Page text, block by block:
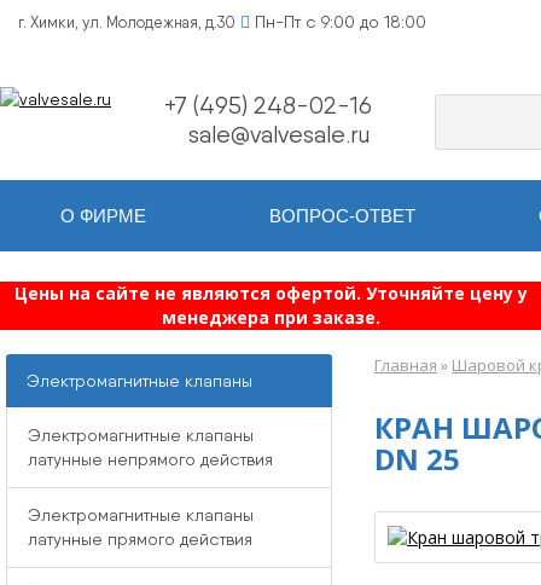
г. Химки, ул. Молодежная, д.30 Пн-Пт с 9:00 до 18:00
+7 (495) 248-02-16
sale@valvesale.ru
О ФИРМЕ ВОПРОС-ОТВЕТ
Цены на сайте не являются офертой. Уточняйте цену у
менеджера при заказе.
Главная » Шаровой
КРАН
DN 25
Электромагнитные клапаны
Электромагнитные клапаны
латунные непрямого действия
Электромагнитные клапаны
латунные прямого действия